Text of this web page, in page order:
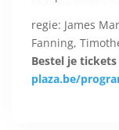
regie: James
Fanning,
Bestel je
plaza.be/